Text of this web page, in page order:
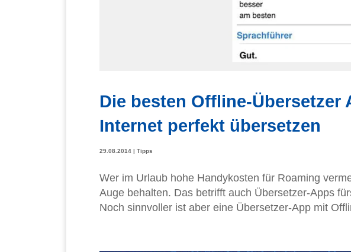
Die besten Offline-Übersetzer
Internet perfekt übersetzen
29.08.2014 | Tipps
Wer im Urlaub hohe Handykosten für Roaming
Auge behalten. Das betrifft auch Übersetzer-Apps
Noch sinnvoller ist aber eine Übersetzer-App mit